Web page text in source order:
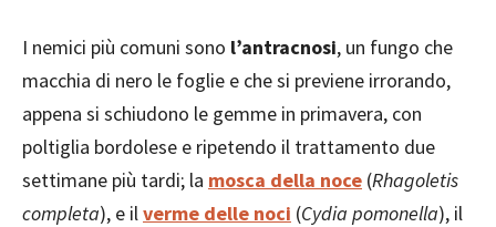
I nemici più comuni sono l’antracnosi, un fungo che
macchia di nero le foglie e che si previene irrorando,
appena si schiudono le gemme in primavera, con
poltiglia bordolese e ripetendo il trattamento due
settimane più tardi; la mosca della noce (Rhagoletis
completa), e ilverme delle noci (Cydia pomonella), il